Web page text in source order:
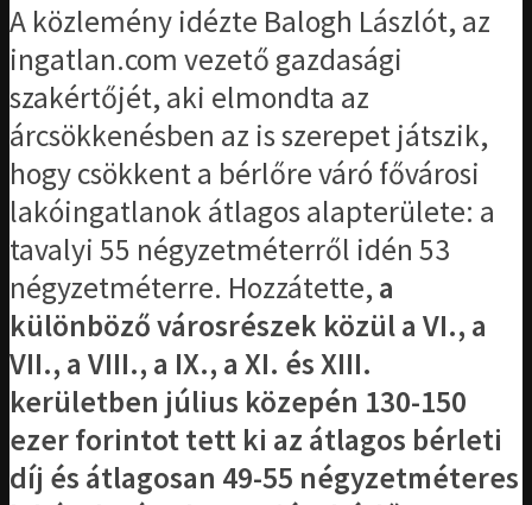
A közlemény idézte Balogh Lászlót, az
ingatlan.com vezető gazdasági
szakértőjét, aki elmondta az
árcsökkenésben az is szerepet játszik,
hogy csökkent a bérlőre váró fővárosi
lakóingatlanok átlagos alapterülete: a
tavalyi 55 négyzetméterről idén 53
négyzetméterre. Hozzátette,a
különböző városrészek közül a VI., a
VII., a VIII., a IX., a XI. és XIII.
kerületben július közepén 130-150
ezer forintot tett ki az átlagos bérleti
díj és átlagosan 49-55 négyzetméteres